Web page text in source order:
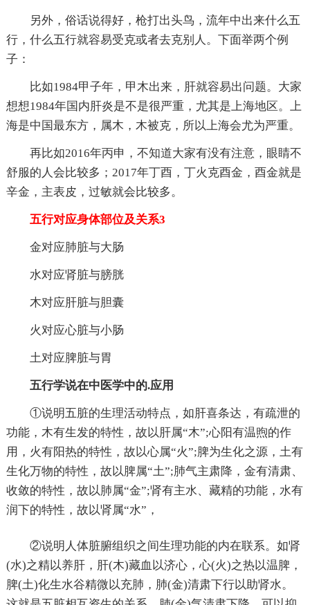
另外，俗话说得好，枪打出头鸟，流年中出来什么五
行，什么五行就容易受克或者去克别人。下面举两个例
子：
比如1984甲子年，甲木出来，肝就容易出问题。大家
想想1984年国内肝炎是不是很严重，尤其是上海地区。上
海是中国最东方，属木，木被克，所以上海会尤为严重。
再比如2016年丙申，不知道大家有没有注意，眼睛不
舒服的人会比较多；2017年丁酉，丁火克酉金，酉金就是
辛金，主表皮，过敏就会比较多。
五行对应身体部位及关系3
金对应肺脏与大肠
水对应肾脏与膀胱
木对应肝脏与胆囊
火对应心脏与小肠
土对应脾脏与胃
五行学说在中医学中的.应用
①说明五脏的生理活动特点，如肝喜条达，有疏泄的
功能，木有生发的特性，故以肝属“木”;心阳有温煦的作
用，火有阳热的特性，故以心属“火”;脾为生化之源，土有
生化万物的特性，故以脾属“土”;肺气主肃降，金有清肃、
收敛的特性，故以肺属“金”;肾有主水、藏精的功能，水有
润下的特性，故以肾属“水”，
②说明人体脏腑组织之间生理功能的内在联系。如肾
(水)之精以养肝，肝(木)藏血以济心，心(火)之热以温脾，
脾(土)化生水谷精微以充肺，肺(金)清肃下行以助肾水。